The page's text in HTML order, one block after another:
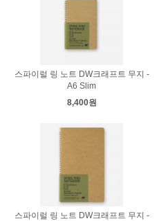
스파이럴 링 노트 DW크래프트 무지 -
A6 Slim
8,400원
스파이럴 링 노트 DW크래프트 무지 -